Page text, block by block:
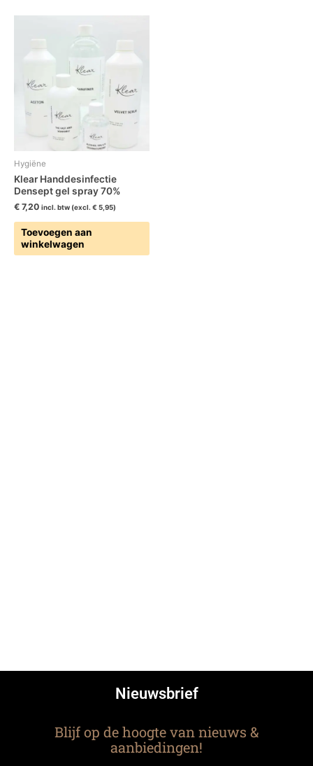
Hygiëne
Klear Handdesinfectie
Densept gel spray 70%
€ 7,20 incl. btw (excl.€ 5,95)
Toevoegen aan
winkelwagen
Nieuwsbrief
Blijf op de hoogte van nieuws &
aanbiedingen!